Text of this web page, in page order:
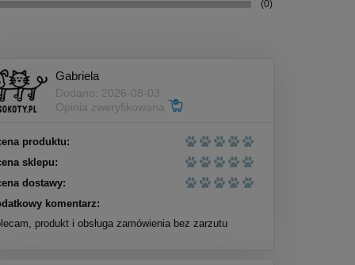
(0)
Gabriela
Dodano: 2026-08-03
Opinia zweryfikowana
produktu:
sklepu:
dostawy:
komentarz:
produkt i obsługa zamówienia bez zarzutu